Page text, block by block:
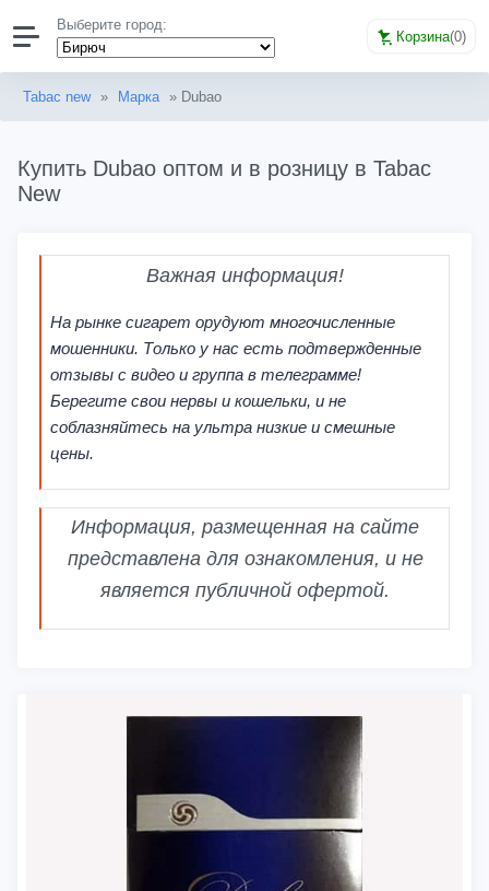
Выберите город:
Корзина(0)
Tabac new » Марка » Dubao
Купить Dubao оптом и в розницу в Tabac
New
Важная информация!
На рынке сигарет орудуют многочисленные
мошенники. Только у нас есть подтвержденные
отзывы с видео и группа в телеграмме!
Берегите свои нервы и кошельки, и не
соблазняйтесь на ультра низкие и смешные
цены.
Информация, размещенная на сайте
представлена для ознакомления, и не
является публичной офертой.